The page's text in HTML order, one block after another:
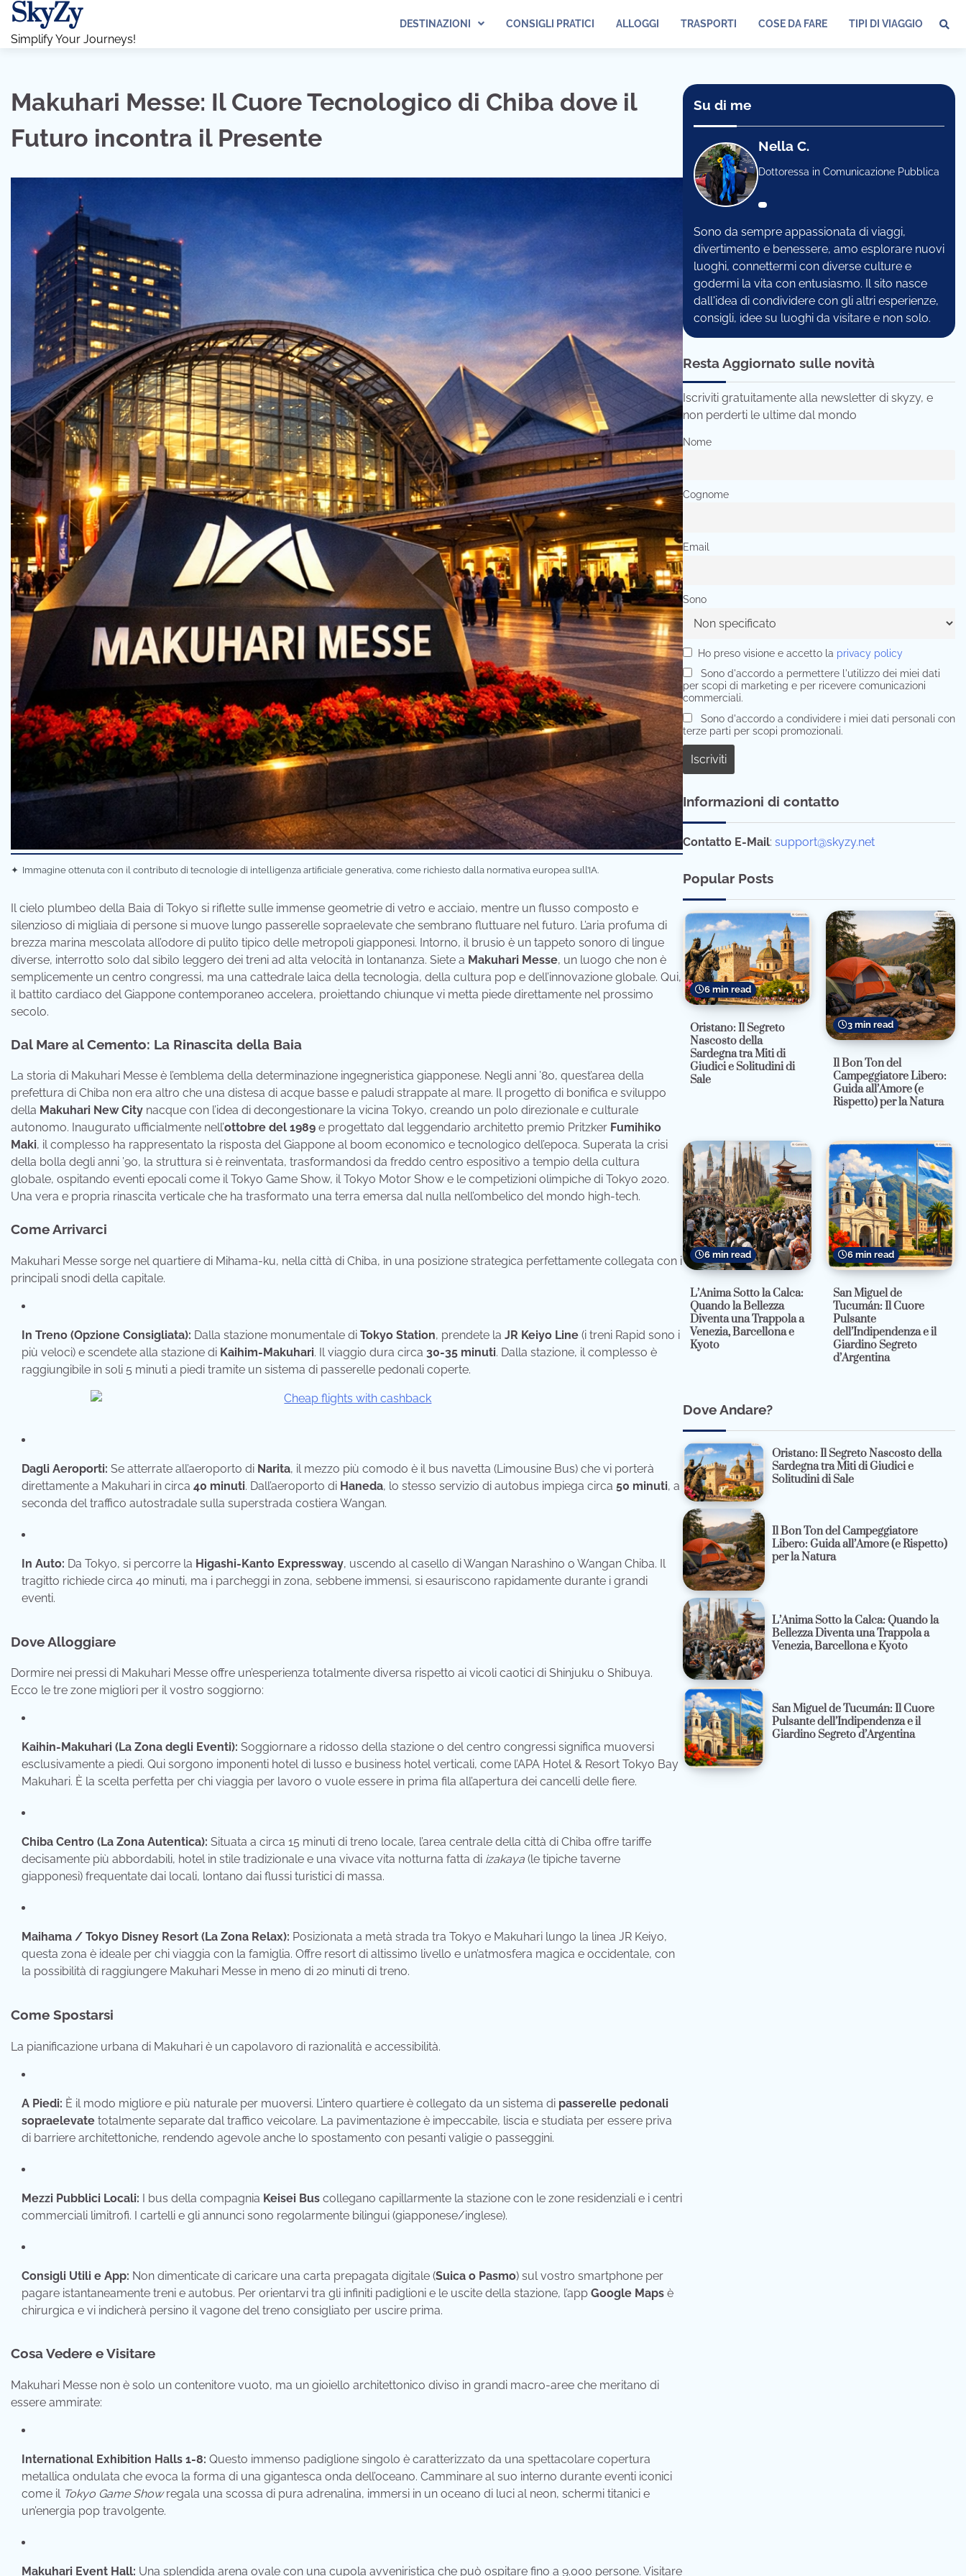
Skip
content
SkyZy
Simplify Your Journeys!
DESTINAZIONI CONSIGLI PRATICI ALLOGGI TRASPORTI COSE DA FARE TIPI DI VIAGGIO
Makuhari Messe: Il Cuore Tecnologico di Chiba dove il
Futuro incontra il Presente
✦ Immagine ottenuta con il contributo di tecnologie di intelligenza artificiale generativa, come richiesto dalla normativa europea sull’IA.
Il cielo plumbeo della Baia di Tokyo si riflette sulle immense geometrie di vetro e acciaio, mentre un flusso composto e
silenzioso di migliaia di persone si muove lungo passerelle sopraelevate che sembrano fluttuare nel futuro. L’aria profuma di
brezza marina mescolata all’odore di pulito tipico delle metropoli giapponesi. Intorno, il brusio è un tappeto sonoro di lingue
diverse, interrotto solo dal sibilo leggero dei treni ad alta velocità in lontananza. Siete a Makuhari Messe, un luogo che non è
semplicemente un centro congressi, ma una cattedrale laica della tecnologia, della cultura pop e dell’innovazione globale. Qui,
il battito cardiaco del Giappone contemporaneo accelera, proiettando chiunque vi metta piede direttamente nel prossimo
secolo.
Dal Mare al Cemento: La Rinascita della Baia
La storia di Makuhari Messe è l’emblema della determinazione ingegneristica giapponese. Negli anni ’80, quest’area della
prefettura di Chiba non era altro che una distesa di acque basse e paludi strappate al mare. Il progetto di bonifica e sviluppo
della Makuhari New City nacque con l’idea di decongestionare la vicina Tokyo, creando un polo direzionale e culturale
autonomo. Inaugurato ufficialmente nell’ottobre del 1989 e progettato dal leggendario architetto premio Pritzker Fumihiko
Maki, il complesso ha rappresentato la risposta del Giappone al boom economico e tecnologico dell’epoca. Superata la crisi
della bolla degli anni ’90, la struttura si è reinventata, trasformandosi da freddo centro espositivo a tempio della cultura
globale, ospitando eventi epocali come il Tokyo Game Show, il Tokyo Motor Show e le competizioni olimpiche di Tokyo 2020.
Una vera e propria rinascita verticale che ha trasformato una terra emersa dal nulla nell’ombelico del mondo high-tech.
Come Arrivarci
Makuhari Messe sorge nel quartiere di Mihama-ku, nella città di Chiba, in una posizione strategica perfettamente collegata con i
principali snodi della capitale.
In Treno (Opzione Consigliata): Dalla stazione monumentale di Tokyo Station, prendete la JR Keiyo Line (i treni Rapid sono i
più veloci) e scendete alla stazione di Kaihim-Makuhari. Il viaggio dura circa 30-35 minuti. Dalla stazione, il complesso è
raggiungibile in soli 5 minuti a piedi tramite un sistema di passerelle pedonali coperte.
Dagli Aeroporti: Se atterrate all’aeroporto di Narita, il mezzo più comodo è il bus navetta (Limousine Bus) che vi porterà
direttamente a Makuhari in circa 40 minuti. Dall’aeroporto di Haneda, lo stesso servizio di autobus impiega circa 50 minuti, a
seconda del traffico autostradale sulla superstrada costiera Wangan.
In Auto: Da Tokyo, si percorre la Higashi-Kanto Expressway, uscendo al casello di Wangan Narashino o Wangan Chiba. Il
tragitto richiede circa 40 minuti, ma i parcheggi in zona, sebbene immensi, si esauriscono rapidamente durante i grandi
eventi.
Dove Alloggiare
Dormire nei pressi di Makuhari Messe offre un’esperienza totalmente diversa rispetto ai vicoli caotici di Shinjuku o Shibuya.
Ecco le tre zone migliori per il vostro soggiorno:
Kaihin-Makuhari (La Zona degli Eventi): Soggiornare a ridosso della stazione o del centro congressi significa muoversi
esclusivamente a piedi. Qui sorgono imponenti hotel di lusso e business hotel verticali, come l’APA Hotel & Resort Tokyo Bay
Makuhari. È la scelta perfetta per chi viaggia per lavoro o vuole essere in prima fila all’apertura dei cancelli delle fiere.
Chiba Centro (La Zona Autentica): Situata a circa 15 minuti di treno locale, l’area centrale della città di Chiba offre tariffe
decisamente più abbordabili, hotel in stile tradizionale e una vivace vita notturna fatta di izakaya (le tipiche taverne
giapponesi) frequentate dai locali, lontano dai flussi turistici di massa.
Maihama / Tokyo Disney Resort (La Zona Relax): Posizionata a metà strada tra Tokyo e Makuhari lungo la linea JR Keiyo,
questa zona è ideale per chi viaggia con la famiglia. Offre resort di altissimo livello e un’atmosfera magica e occidentale, con
la possibilità di raggiungere Makuhari Messe in meno di 20 minuti di treno.
Come Spostarsi
La pianificazione urbana di Makuhari è un capolavoro di razionalità e accessibilità.
A Piedi: È il modo migliore e più naturale per muoversi. L’intero quartiere è collegato da un sistema di passerelle pedonali
sopraelevate totalmente separate dal traffico veicolare. La pavimentazione è impeccabile, liscia e studiata per essere priva
di barriere architettoniche, rendendo agevole anche lo spostamento con pesanti valigie o passeggini.
Mezzi Pubblici Locali: I bus della compagnia Keisei Bus collegano capillarmente la stazione con le zone residenziali e i centri
commerciali limitrofi. I cartelli e gli annunci sono regolarmente bilingui (giapponese/inglese).
Consigli Utili e App: Non dimenticate di caricare una carta prepagata digitale (Suica o Pasmo) sul vostro smartphone per
pagare istantaneamente treni e autobus. Per orientarvi tra gli infiniti padiglioni e le uscite della stazione, l’app Google Maps è
chirurgica e vi indicherà persino il vagone del treno consigliato per uscire prima.
Cosa Vedere e Visitare
Makuhari Messe non è solo un contenitore vuoto, ma un gioiello architettonico diviso in grandi macro-aree che meritano di
essere ammirate:
International Exhibition Halls 1-8: Questo immenso padiglione singolo è caratterizzato da una spettacolare copertura
metallica ondulata che evoca la forma di una gigantesca onda dell’oceano. Camminare al suo interno durante eventi iconici
come il Tokyo Game Showregala una scossa di pura adrenalina, immersi in un oceano di luci al neon, schermi titanici e
un’energia pop travolgente.
Makuhari Event Hall: Una splendida arena ovale con una cupola avveniristica che può ospitare fino a 9.000 persone. Visitare
Su di me
Nella C.
Dottoressa in Comunicazione Pubblica
Sono da sempre appassionata di viaggi,
divertimento e benessere, amo esplorare nuovi
luoghi, connettermi con diverse culture e
godermi la vita con entusiasmo. Il sito nasce
dall'idea di condividere con gli altri esperienze,
consigli, idee su luoghi da visitare e non solo.
Resta Aggiornato sulle novità
Iscriviti gratuitamente alla newsletter di skyzy, e
non perderti le ultime dal mondo
Nome
Cognome
Email
Sono
Ho preso visione e accetto la privacy policy
Sono d'accordo a permettere l'utilizzo dei miei dati
per scopi di marketing e per ricevere comunicazioni
commerciali.
Sono d'accordo a condividere i miei dati personali con
terze parti per scopi promozionali.
Informazioni di contatto
Contatto E-Mail: support@skyzy.net
Popular Posts
6 min read
Oristano: Il Segreto
Nascosto della
Sardegna tra Miti di
Giudici e Solitudini di
Sale
3 min read
Il Bon Ton del
Campeggiatore Libero:
Guida all’Amore (e
Rispetto) per la Natura
6 min read
L’Anima Sotto la Calca:
Quando la Bellezza
Diventa una Trappola a
Venezia, Barcellona e
Kyoto
6 min read
San Miguel de
Tucumán: Il Cuore
Pulsante
dell’Indipendenza e il
Giardino Segreto
d’Argentina
Dove Andare?
Oristano: Il Segreto Nascosto della
Sardegna tra Miti di Giudici e
Solitudini di Sale
Il Bon Ton del Campeggiatore
Libero: Guida all’Amore (e Rispetto)
per la Natura
L’Anima Sotto la Calca: Quando la
Bellezza Diventa una Trappola a
Venezia, Barcellona e Kyoto
San Miguel de Tucumán: Il Cuore
Pulsante dell’Indipendenza e il
Giardino Segreto d’Argentina